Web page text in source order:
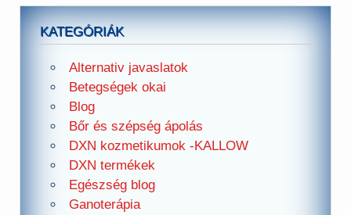
KATEGÓRIÁK
Alternativ javaslatok
Betegségek okai
Blog
Bőr és szépség ápolás
DXN kozmetikumok -KALLOW
DXN termékek
Egészség blog
Ganoterápia